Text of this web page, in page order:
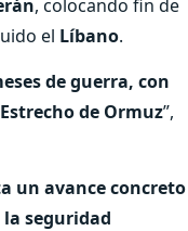
, colocando fin de
el Líbano.
de guerra, con
de Ormuz”,
un avance concreto
seguridad